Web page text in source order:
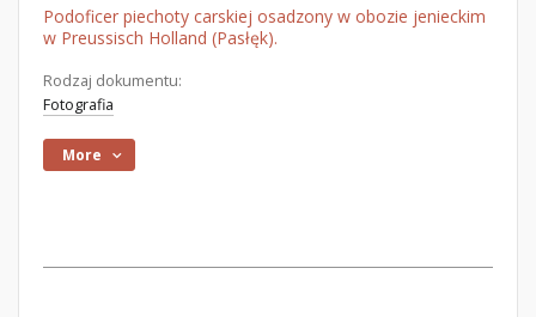
Podoficer piechoty carskiej osadzony w obozie jenieckim
w Preussisch Holland (Pasłęk).
Rodzaj dokumentu:
Fotografia
More